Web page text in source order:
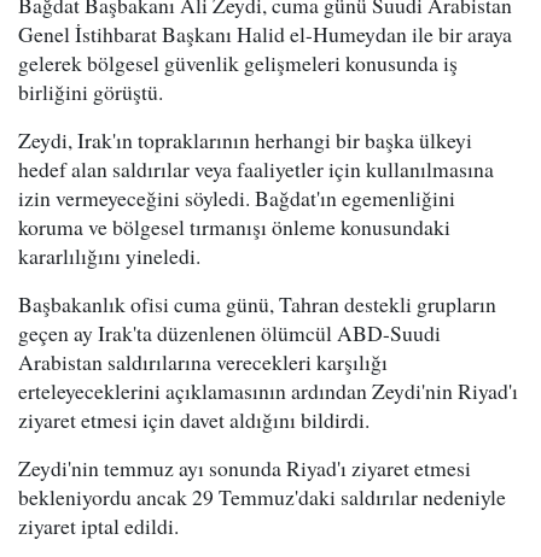
Genel İstihbarat Başkanı Halid el-Humeydan ile bir araya
gelerek bölgesel güvenlik gelişmeleri konusunda iş
birliğini görüştü.
Zeydi, Irak'ın topraklarının herhangi bir başka ülkeyi
hedef alan saldırılar veya faaliyetler için kullanılmasına
izin vermeyeceğini söyledi. Bağdat'ın egemenliğini
koruma ve bölgesel tırmanışı önleme konusundaki
kararlılığını yineledi.
Başbakanlık ofisi cuma günü, Tahran destekli grupların
geçen ay Irak'ta düzenlenen ölümcül ABD-Suudi
Arabistan saldırılarına verecekleri karşılığı
erteleyeceklerini açıklamasının ardından Zeydi'nin Riyad'ı
ziyaret etmesi için davet aldığını bildirdi.
Zeydi'nin temmuz ayı sonunda Riyad'ı ziyaret etmesi
bekleniyordu ancak 29 Temmuz'daki saldırılar nedeniyle
ziyaret iptal edildi.